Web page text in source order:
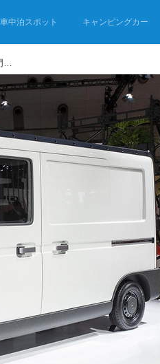
車中泊スポット キャンピングカー
ジャパンモビリティショーを“車中泊目線”でチェック！ 専門家が注目した3台はこれだ！